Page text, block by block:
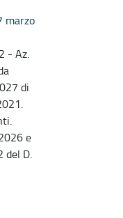
marzo
- Az.
di
e
del D.